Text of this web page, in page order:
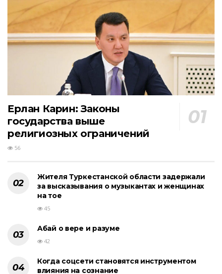
Ерлан Карин: Законы
государства выше
религиозных ограничений
56
Жителя Туркестанской области задержали
за высказывания о музыкантах и женщинах
на тое
45
Абай о вере и разуме
42
Когда соцсети становятся инструментом
влияния на сознание